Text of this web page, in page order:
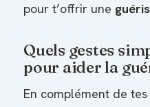
pour t’offrir une
Quels gestes
pour aider la
En complément de